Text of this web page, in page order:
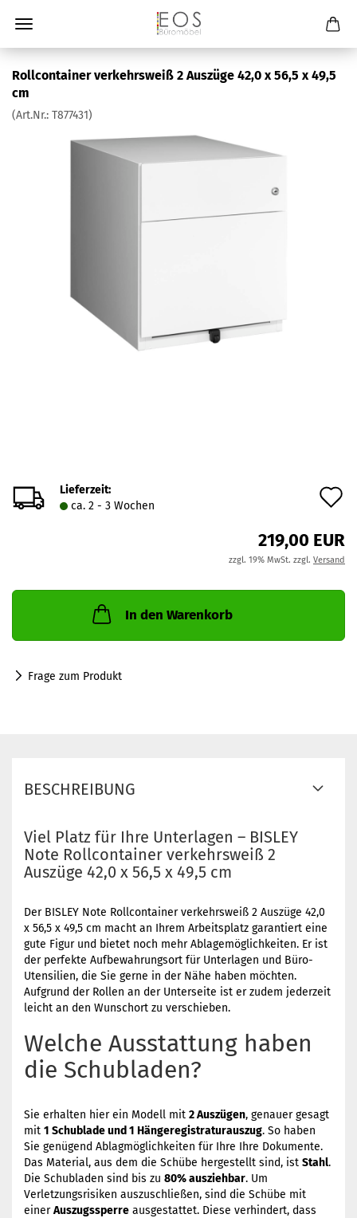
Rollcontainer verkehrsweiß 2 Auszüge 42,0 x 56,5 x 49,5
cm
(Art.Nr.: T877431)
Lieferzeit:
ca. 2 - 3 Wochen
219,00 EUR
zzgl. 19% MwSt. zzgl. Versand
In den Warenkorb
Frage zum Produkt
BESCHREIBUNG
Viel Platz für Ihre Unterlagen – BISLEY
Note Rollcontainer verkehrsweiß 2
Auszüge 42,0 x 56,5 x 49,5 cm
Der BISLEY Note Rollcontainer verkehrsweiß 2 Auszüge 42,0
x 56,5 x 49,5 cm macht an Ihrem Arbeitsplatz garantiert eine
gute Figur und bietet noch mehr Ablagemöglichkeiten. Er ist
der perfekte Aufbewahrungsort für Unterlagen und Büro-
Utensilien, die Sie gerne in der Nähe haben möchten.
Aufgrund der Rollen an der Unterseite ist er zudem jederzeit
leicht an den Wunschort zu verschieben.
Welche Ausstattung haben
die Schubladen?
Sie erhalten hier ein Modell mit 2 Auszügen, genauer gesagt
mit 1 Schublade und 1 Hängeregistraturauszug. So haben
Sie genügend Ablagmöglichkeiten für Ihre Ihre Dokumente.
Das Material, aus dem die Schübe hergestellt sind, ist Stahl.
Die Schubladen sind bis zu 80% ausziehbar. Um
Verletzungsrisiken auszuschließen, sind die Schübe mit
einerAuszugssperre ausgestattet. Diese verhindert, dass